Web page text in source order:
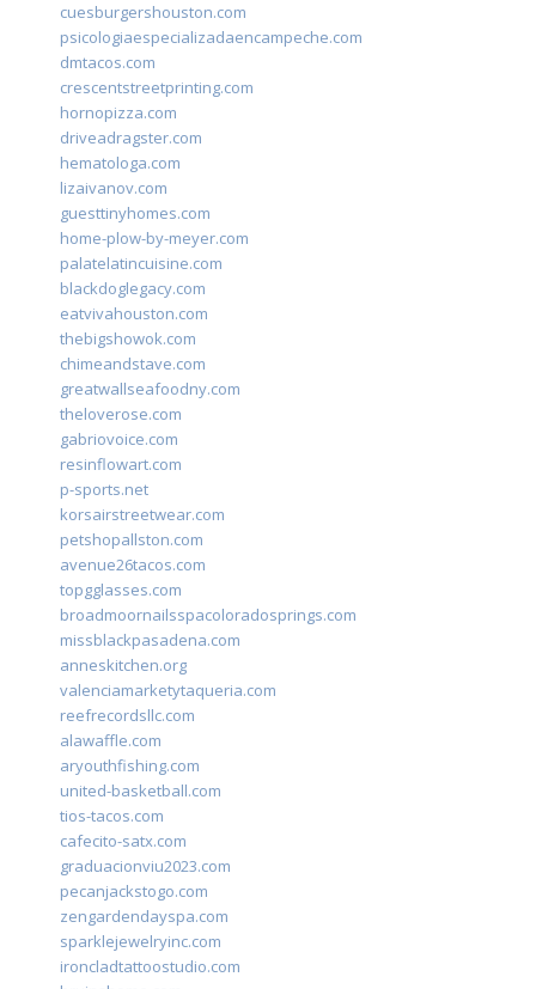
cuesburgershouston.com
psicologiaespecializadaencampeche.com
dmtacos.com
crescentstreetprinting.com
hornopizza.com
driveadragster.com
hematologa.com
lizaivanov.com
guesttinyhomes.com
home-plow-by-meyer.com
palatelatincuisine.com
blackdoglegacy.com
eatvivahouston.com
thebigshowok.com
chimeandstave.com
greatwallseafoodny.com
theloverose.com
gabriovoice.com
resinflowart.com
p-sports.net
korsairstreetwear.com
petshopallston.com
avenue26tacos.com
topgglasses.com
broadmoornailsspacoloradosprings.com
missblackpasadena.com
anneskitchen.org
valenciamarketytaqueria.com
reefrecordsllc.com
alawaffle.com
aryouthfishing.com
united-basketball.com
tios-tacos.com
cafecito-satx.com
graduacionviu2023.com
pecanjackstogo.com
zengardendayspa.com
sparklejewelryinc.com
ironcladtattoostudio.com